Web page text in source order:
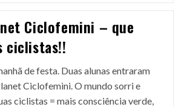
Ciclofemini – que
ciclistas!!
de festa. Duas alunas entraram
Ciclofemini. O mundo sorri e
ciclistas = mais consciência verde,